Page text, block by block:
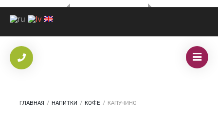
ГЛАВНАЯ / НАПИТКИ / КОФЕ / КАПУЧИНО